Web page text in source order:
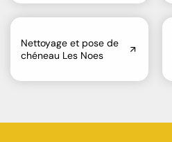
Nettoyage et pose de
chéneau Les Noes